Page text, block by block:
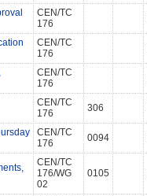
CEN/TC
176
CEN/TC
176
CEN/TC
176
CEN/TC
176
306
CEN/TC
176
0094
CEN/TC
176/WG
02
0105